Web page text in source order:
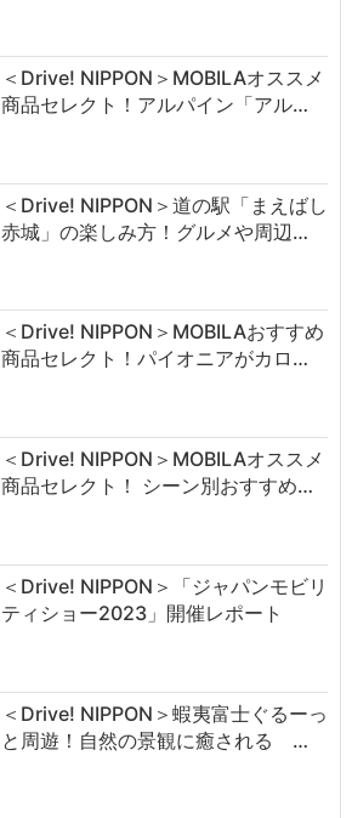
＜Drive! NIPPON＞MOBILAオススメ
商品セレクト！アルパイン「アル…
＜Drive! NIPPON＞道の駅「まえばし
赤城」の楽しみ方！グルメや周辺…
＜Drive! NIPPON＞MOBILAおすすめ
商品セレクト！パイオニアがカロ…
＜Drive! NIPPON＞MOBILAオススメ
商品セレクト！ シーン別おすすめ…
＜Drive! NIPPON＞「ジャパンモビリ
ティショー2023」開催レポート
＜Drive! NIPPON＞蝦夷富士ぐるーっ
と周遊！自然の景観に癒される …